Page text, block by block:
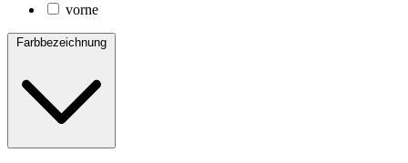
vorne
Farbbezeichnung